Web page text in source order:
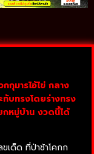
กุมารไอ้ไข่ กลาง
บทรงโดยร่างทรง
หมู่บ้าน งวดนี้ได้
ขเด็ด ที่ป่าช้าโคกก